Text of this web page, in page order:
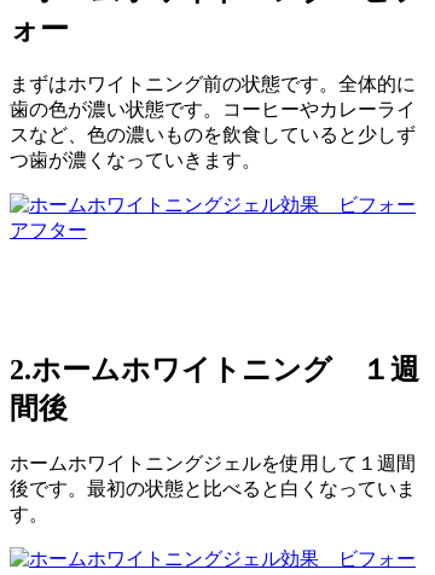
ォー
まずはホワイトニング前の状態です。全体的に
歯の色が濃い状態です。コーヒーやカレーライ
スなど、色の濃いものを飲食していると少しず
つ歯が濃くなっていきます。
2.ホームホワイトニング １週
間後
ホームホワイトニングジェルを使用して１週間
後です。最初の状態と比べると白くなっていま
す。